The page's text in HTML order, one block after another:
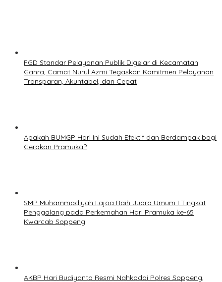
FGD Standar Pelayanan Publik Digelar di Kecamatan
Ganra, Camat Nurul Azmi Tegaskan Komitmen Pelayanan
Transparan, Akuntabel, dan Cepat
Apakah BUMGP Hari Ini Sudah Efektif dan Berdampak bagi
Gerakan Pramuka?
SMP Muhammadiyah Lajoa Raih Juara Umum I Tingkat
Penggalang pada Perkemahan Hari Pramuka ke-65
Kwarcab Soppeng
AKBP Hari Budiyanto Resmi Nahkodai Polres Soppeng,